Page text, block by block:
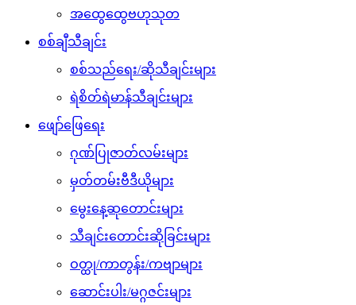
အထွေထွေဗဟုသုတ
စစ်ချီသီချင်း
စစ်သည်ရေး/ဆိုသီချင်းများ
ရဲစိတ်ရဲမာန်သီချင်းများ
ဖျော်ဖြေရေး
ဂုဏ်ပြုဇာတ်လမ်းများ
မှတ်တမ်းဗီဒီယိုများ
မွေးနေ့ဆုတောင်းများ
သီချင်းတောင်းဆိုခြင်းများ
ဝတ္ထု/ကာတွန်း/ကဗျာများ
ဆောင်းပါး/မဂ္ဂဇင်းများ